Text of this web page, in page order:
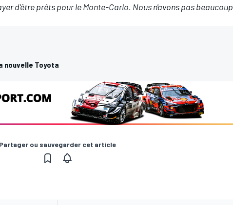
d'être prêts pour le Monte-Carlo. Nous n'avons pas beaucoup
nouvelle Toyota
Partager ou sauvegarder cet article